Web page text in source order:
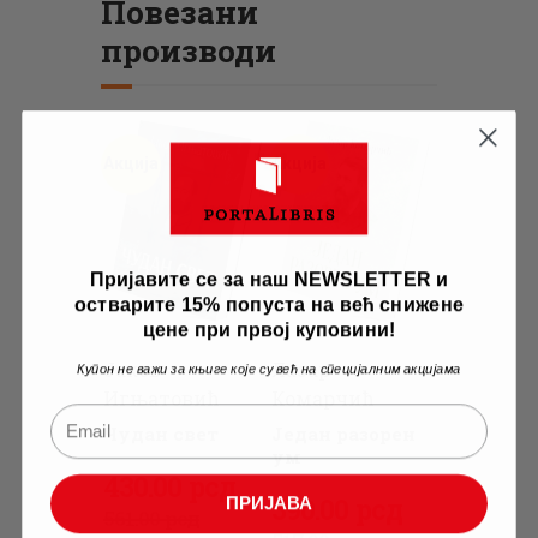
Повезани
производи
Јаков
Игњатовић
Чудан свет
Оригинална
430.00рсд
Тренутна
Акција
Лазар
Комарчић
ум
Оригинална
390
Тренутна
Пријавите се за наш NEWSLETTER и
остварите 15% попуста на већ снижене
цене при првој куповини!
Купон не важи за књиге које су већ на специјалним акцијама
ПРИЈАВА